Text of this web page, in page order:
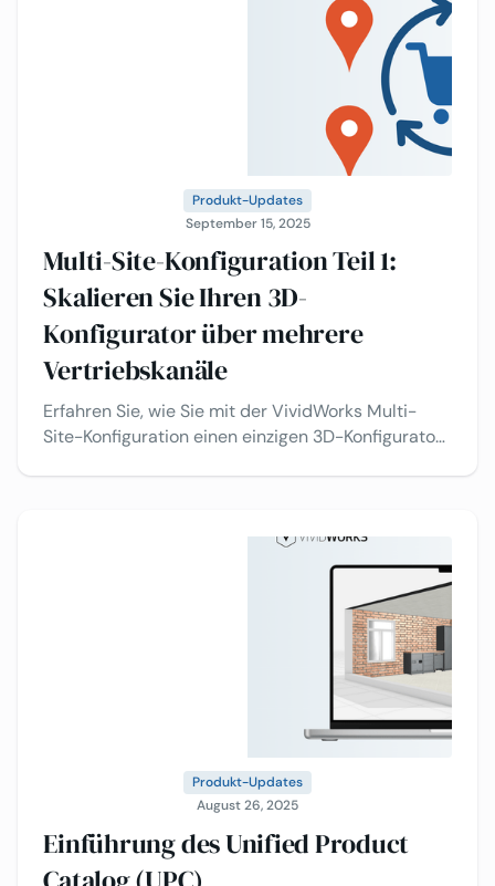
Produkt-Updates
September 15, 2025
Multi-Site-Konfiguration Teil 1:
Skalieren Sie Ihren 3D-
Konfigurator über mehrere
Vertriebskanäle
Erfahren Sie, wie Sie mit der VividWorks Multi-
Site-Konfiguration einen einzigen 3D-Konfigurator
Produkt-Updates
August 26, 2025
Einführung des Unified Product